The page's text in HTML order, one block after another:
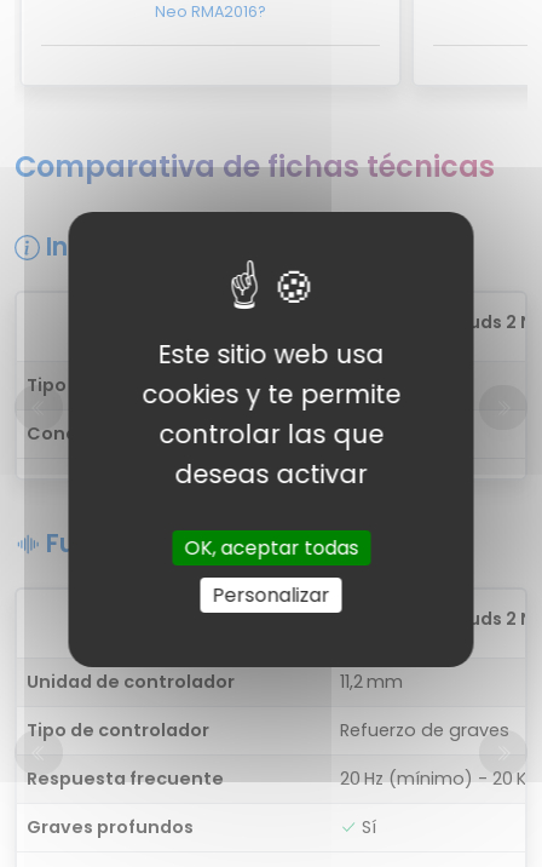
Neo RMA2016?
Comparativa de fichas técnicas
Información general
Realme Buds 2
Tipo de auricular
in-ear
Conectividad
cableado
Funciones de sonido
Realme Buds 2
Unidad de controlador
11,2 mm
Tipo de controlador
Refuerzo de graves
Respuesta frecuente
20 Hz (mínimo) - 20
Graves profundos
Sí
Este sitio web usa
cookies y te permite
controlar las que
deseas activar
OK, aceptar todas
Personalizar